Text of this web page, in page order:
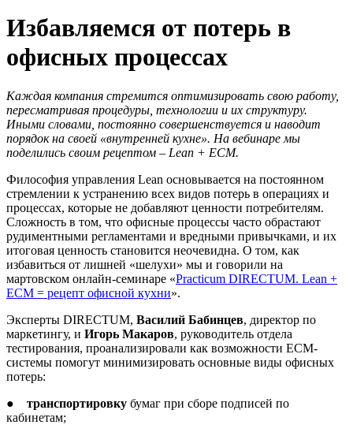
Избавляемся от потерь в
офисных процессах
Каждая компания стремится оптимизировать свою работу,
пересматривая процедуры, технологии и их структуру.
Иными словами, постоянно совершенствуется и наводит
порядок на своей «внутренней кухне». На вебинаре мы
поделились своим рецептом – Lean + ECM.
Философия управления Lean основывается на постоянном
стремлении к устранению всех видов потерь в операциях и
процессах, которые не добавляют ценности потребителям.
Сложность в том, что офисные процессы часто обрастают
рудиментными регламентами и вредными привычками, и их
итоговая ценность становится неочевидна. О том, как
избавиться от лишней «шелухи» мы и говорили на
мартовском онлайн-семинаре «Practicum DIRECTUM. Lean +
ECM = рецепт офисной кухни».
Эксперты DIRECTUM, Василий Бабинцев, директор по
маркетингу, и Игорь Макаров, руководитель отдела
тестирования, проанализировали как возможности ECM-
системы помогут минимизировать основные виды офисных
потерь:
● транспортировку бумаг при сборе подписей по
кабинетам;